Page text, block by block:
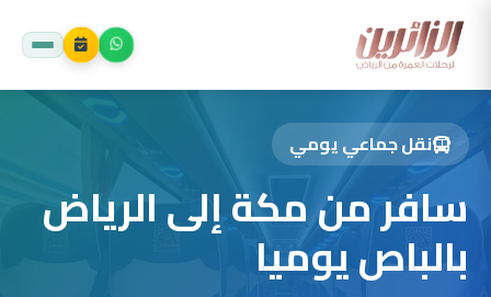
نقل جماعي يومي
سافر من مكة إلى الرياض
بالباص يوميا